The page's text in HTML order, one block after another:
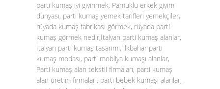
parti kumaş iyi giyinmek, Pamuklu erkek giyim
dünyası, parti kumaş yemek tarifleri yemekçiler,
rüyada kumaş fabrikası görmek, rüyada parti
kumaş görmek nedir,İtalyan parti kumaş alanlar,
İtalyan parti kumaş tasarımı, ilkbahar parti
kumaş modası, parti mobilya kumaşı alanlar,
Parti kumaş alan tekstil firmaları, parti kumaş
alan üretim firmaları, parti bebek kumaşı alanlar,